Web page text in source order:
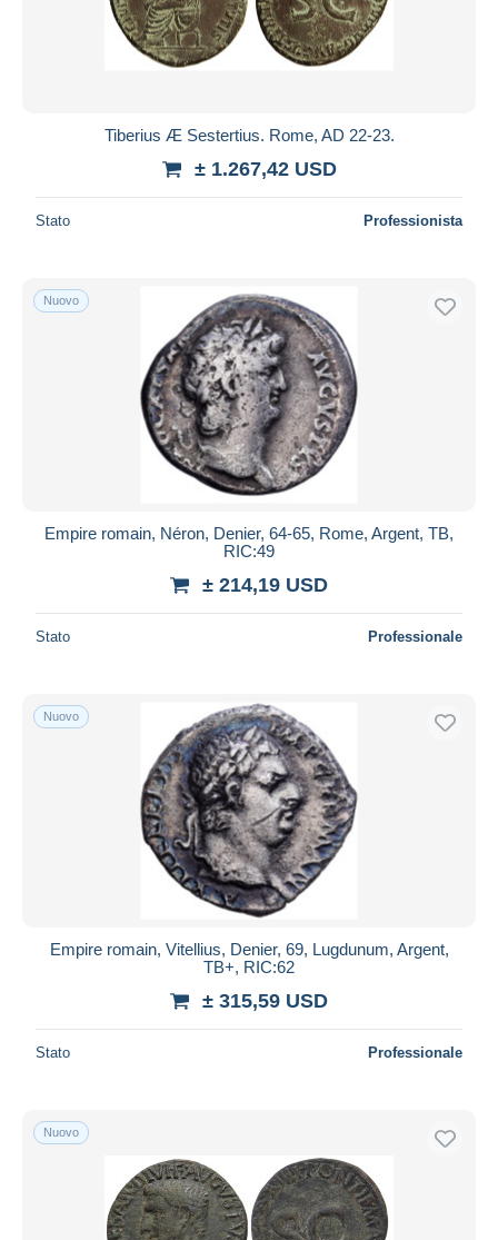
Tiberius Æ Sestertius. Rome, AD 22-23.
± 1.267,42 USD
Stato Professionista
Nuovo
Empire romain, Néron, Denier, 64-65, Rome, Argent, TB,
RIC:49
± 214,19 USD
Stato Professionale
Nuovo
Empire romain, Vitellius, Denier, 69, Lugdunum, Argent,
TB+, RIC:62
± 315,59 USD
Stato Professionale
Nuovo